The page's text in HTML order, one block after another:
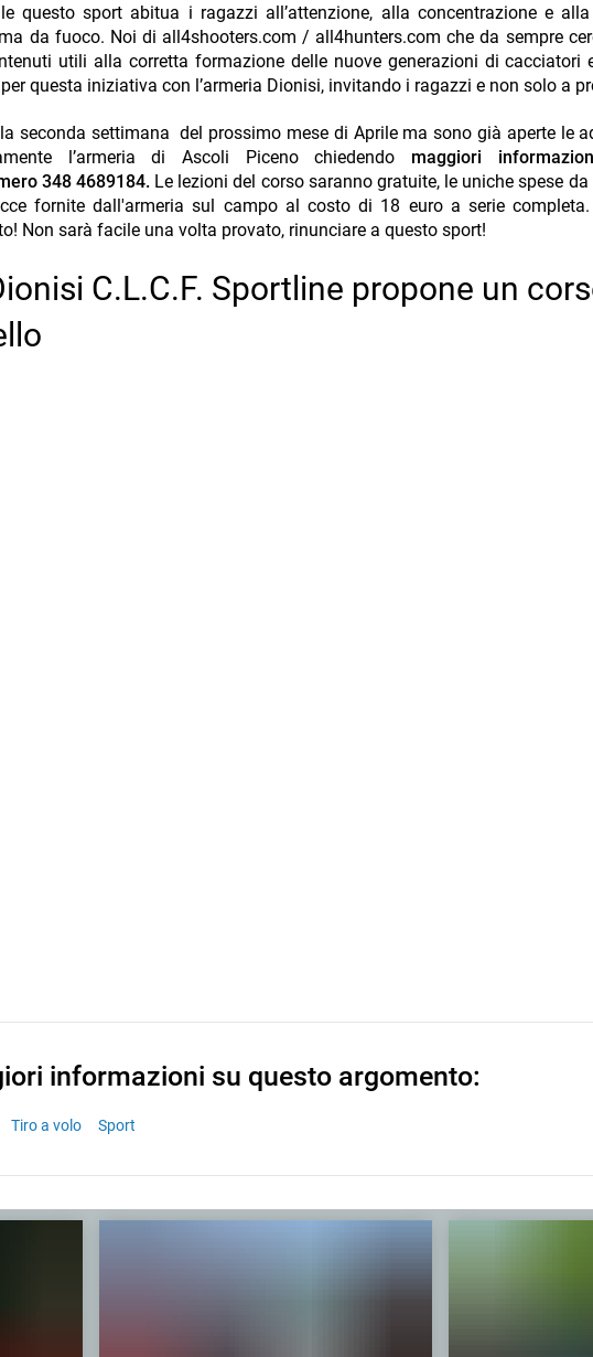
questo sport abitua i ragazzi all’attenzione, alla concentrazione e
da fuoco. Noi di all4shooters.com / all4hunters.com che da sempre
utili alla corretta formazione delle nuove generazioni di cacciatori
questa iniziativa con l’armeria Dionisi, invitando i ragazzi e non solo a
seconda settimana del prossimo mese di Aprile ma sono già aperte le
l’armeria di Ascoli Piceno chiedendo maggiori
348 4689184.Le lezioni del corso saranno gratuite, le uniche spese
fornite dall'armeria sul campo al costo di 18 euro a serie
Non sarà facile una volta provato, rinunciare a questo sport!
C.L.C.F. Sportline propone un
informazioni su questo argomento:
Tiro a volo Sport